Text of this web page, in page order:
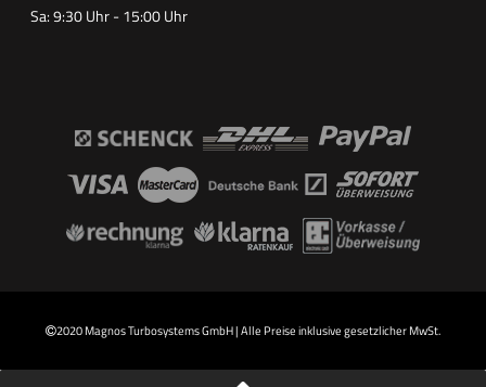
Sa: 9:30 Uhr - 15:00 Uhr
2020 Magnos Turbosystems GmbH | Alle Preise inklusive gesetzlicher MwSt.